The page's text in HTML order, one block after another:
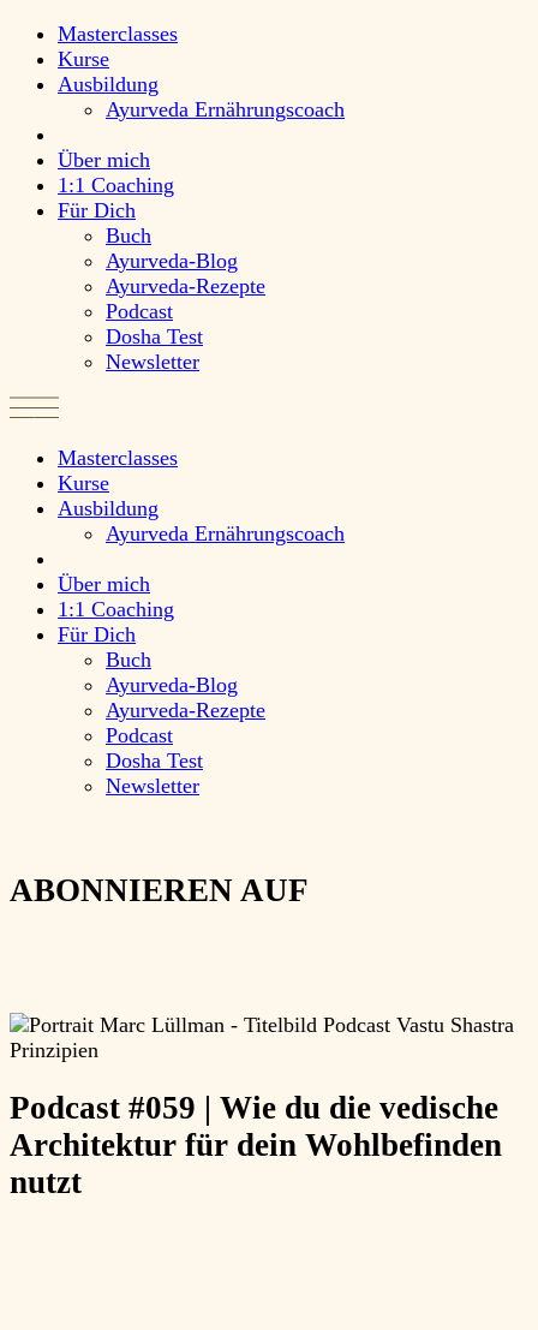
Masterclasses
Kurse
Ausbildung
Ayurveda Ernährungscoach
Über mich
1:1 Coaching
Für Dich
Buch
Ayurveda-Blog
Ayurveda-Rezepte
Podcast
Dosha Test
Newsletter
Masterclasses
Kurse
Ausbildung
Ayurveda Ernährungscoach
Über mich
1:1 Coaching
Für Dich
Buch
Ayurveda-Blog
Ayurveda-Rezepte
Podcast
Dosha Test
Newsletter
ABONNIEREN AUF
Podcast #059 | Wie du die vedische
Architektur für dein Wohlbefinden
nutzt